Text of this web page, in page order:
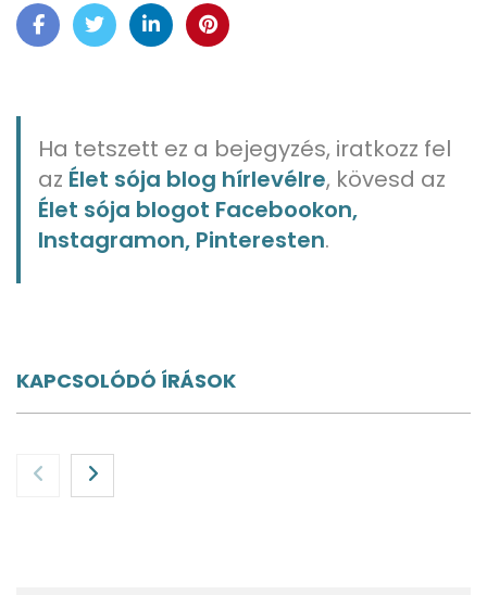
Ha tetszett ez a bejegyzés, iratkozz fel
az Élet sója blog hírlevélre, kövesd az
Élet sója blogot Facebookon,
Instagramon, Pinteresten.
KAPCSOLÓDÓ ÍRÁSOK